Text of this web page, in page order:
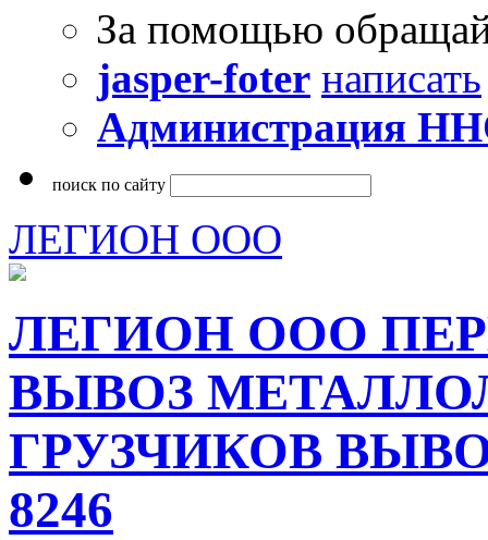
За помощью
jasper-foter написать
Администрация
поиск по сайту
ЛЕГИОН ООО
ЛЕГИОН ООО
ВЫВОЗ
ГРУЗЧИКОВ
8246